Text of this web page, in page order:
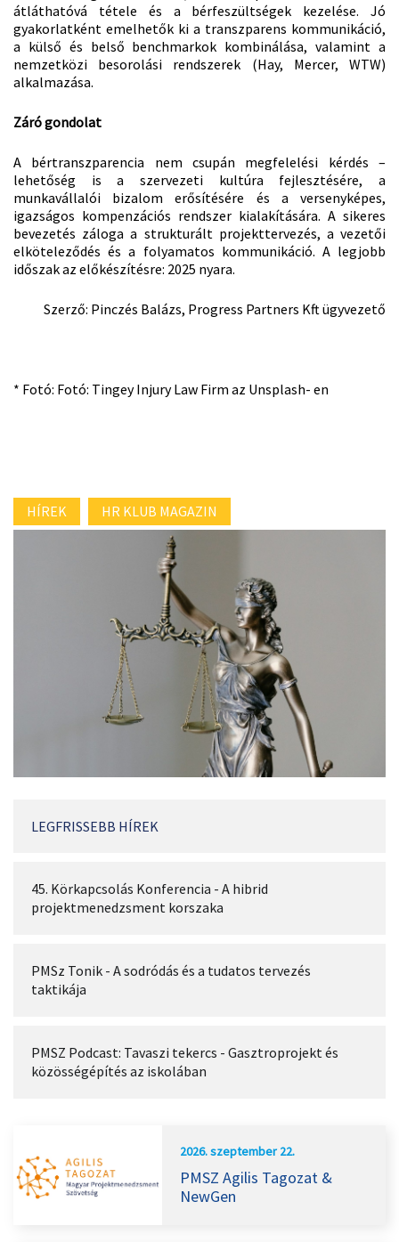
átláthatóvá tétele és a bérfeszültségek kezelése. Jó
gyakorlatként emelhetők ki a transzparens kommunikáció,
a külső és belső benchmarkok kombinálása, valamint a
nemzetközi besorolási rendszerek (Hay, Mercer, WTW)
alkalmazása.
Záró gondolat
A bértranszparencia nem csupán megfelelési kérdés –
lehetőség is a szervezeti kultúra fejlesztésére, a
munkavállalói bizalom erősítésére és a versenyképes,
igazságos kompenzációs rendszer kialakítására. A sikeres
bevezetés záloga a strukturált projekttervezés, a vezetői
elköteleződés és a folyamatos kommunikáció. A legjobb
időszak az előkészítésre: 2025 nyara.
Szerző: Pinczés Balázs, Progress Partners Kft ügyvezető
* Fotó: Fotó: Tingey Injury Law Firm az Unsplash- en
HÍREK HR KLUB MAGAZIN
LEGFRISSEBB HÍREK
45. Körkapcsolás Konferencia - A hibrid
projektmenedzsment korszaka
PMSz Tonik - A sodródás és a tudatos tervezés
taktikája
PMSZ Podcast: Tavaszi tekercs - Gasztroprojekt és
közösségépítés az iskolában
2026. szeptember 22.
PMSZ Agilis Tagozat &
NewGen